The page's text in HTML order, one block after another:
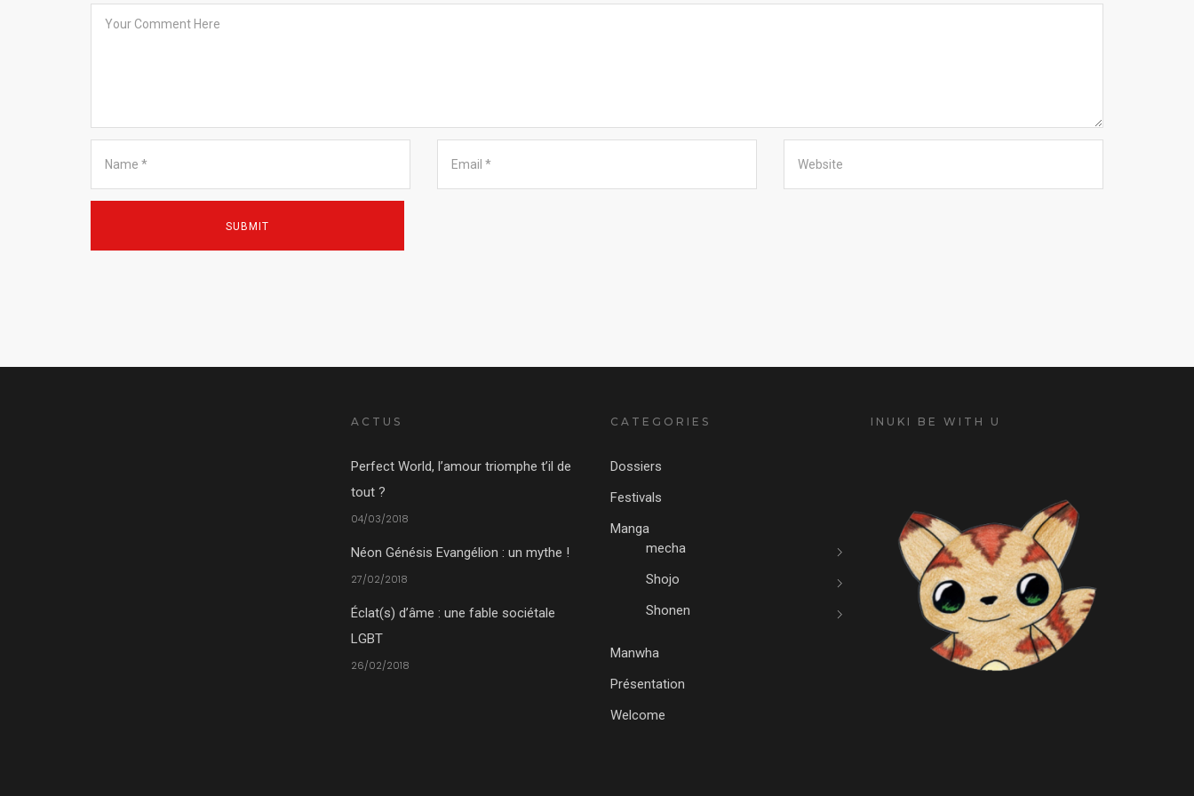
ACTUS
Perfect World, l’amour triomphe t’il de
tout ?
04/03/2018
Néon Génésis Evangélion : un mythe !
27/02/2018
Éclat(s) d’âme : une fable sociétale
LGBT
26/02/2018
CATEGORIES
Dossiers
Festivals
Manga
mecha
Shojo
Shonen
Manwha
Présentation
Welcome
INUKI BE WITH U